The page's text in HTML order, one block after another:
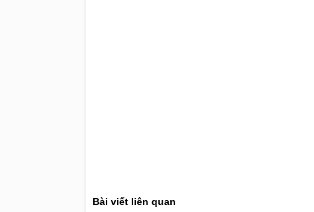
Bài viết liên quan